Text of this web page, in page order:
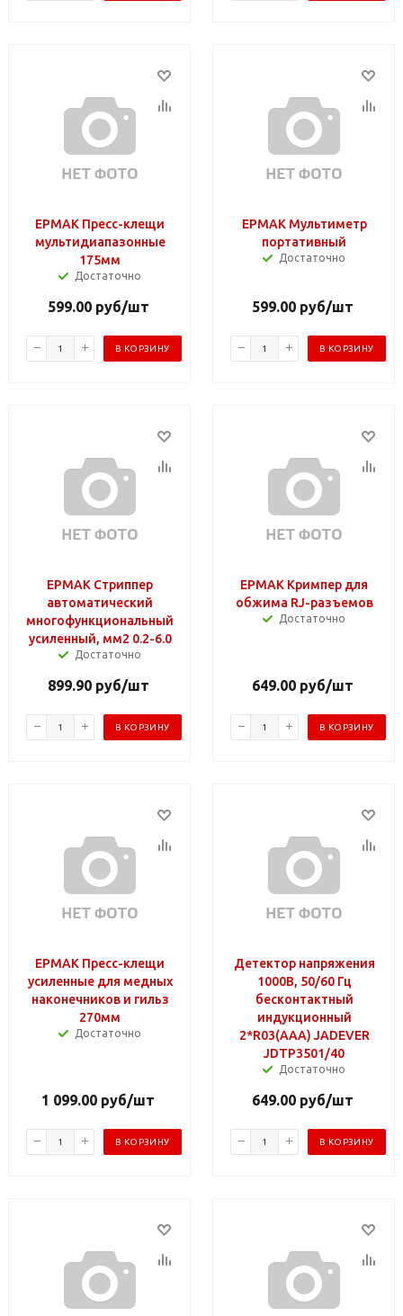
ЕРМАК Пресс-клещи
мультидиапазонные
175мм
Достаточно
599.00руб/шт
В КОРЗИНУ
ЕРМАК Мультиметр
портативный
Достаточно
599.00руб/шт
В КОРЗИНУ
ЕРМАК Стриппер
автоматический
многофункциональный
усиленный, мм2 0.2-6.0
Достаточно
899.90руб/шт
В КОРЗИНУ
ЕРМАК Кримпер для
обжима RJ-разъемов
Достаточно
649.00руб/шт
В КОРЗИНУ
ЕРМАК Пресс-клещи
усиленные для медных
наконечников и гильз
270мм
Достаточно
1 099.00 руб/шт
В КОРЗИНУ
Детектор напряжения
1000В, 50/60 Гц
бесконтактный
индукционный
2*R03(AAA) JADEVER
JDTP3501/40
Достаточно
649.00руб/шт
В КОРЗИНУ